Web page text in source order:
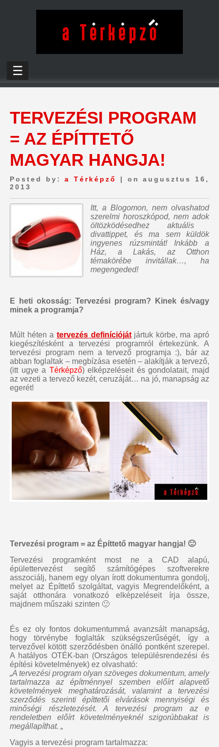
☰
TERVEZÉSI PROGRAM
= AZ ÉPÍTTETŐ
MAGYAR HANGJA!
Posted by:a Térképző
| on augusztus 16,
2013
Itt, a Blogomon, nem olvashatod
szerelmi horoszkópod, nem adok
öltözködésedhez aktuális
divattippet, és ma sem küldök
ingyenes rúzsmintát! Inkább a
Ház, a Lakás, az Otthon
témakörébe invitállak…, ha
megengeded!
E heti okosság: Tervezési program? Kinek és/vagy
minek a programja?
Múlt héten a tervezés definíciójátjártuk körbe, ma apró
kiegészítésként a tervezési programról értekezünk. A
tervezési program nem a tervező programja :), bár az
abban foglaltak – megbízása esetén – alakítják a tervező,
(itt ugye a Térképző) elképzeléseit és gondolatait, majd
az vezeti a tervező kezét, ceruzáját… na jó, manapság az
egerét!
Tervezési program = az Építtető magyar hangja! 🙂
Tervezési programként most ne a CAD alapú,
épülettervezést segítő számítógépes szoftverekre
asszociálj, hanem egy olyan írott dokumentumra gondolj,
melyet az Építtető szolgáltat, vagyis Megrendelőként, a
saját otthonára vonatkozó elképzeléseit írja össze,
majdnem műszaki szinten 🙂
És ez oly fontos dokumentummá avanzsált manapság,
hogy törvénybe foglalták szükségszerűségét, így a
tervezővel kötött szerződésben önálló pontként szerepel.
A hatályos OTÉK-ban (Országos településrendezési és
építési követelmények) ez olvasható:
„A tervezési program olyan szöveges dokumentum, amely
tartalmazza az építménnyel szemben előírt alapvető
követelmények meghatározását, valamint a tervezési
szerződés szerinti építtetői elvárások mennyiségi és
minőségi részletezését. A tervezési program az e
rendeletben előírt követelményeknél szigorúbbakat is
megállapíthat. „
Vagyis a tervezési program tartalmazza: